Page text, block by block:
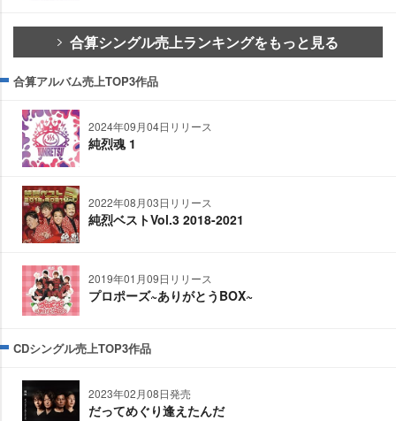
合算シングル売上ランキングをもっと見る
合算アルバム売上TOP3作品
2024年09月04日リリース
純烈魂 1
2022年08月03日リリース
純烈ベストVol.3 2018-2021
2019年01月09日リリース
プロポーズ~ありがとうBOX~
CDシングル売上TOP3作品
2023年02月08日発売
だってめぐり逢えたんだ